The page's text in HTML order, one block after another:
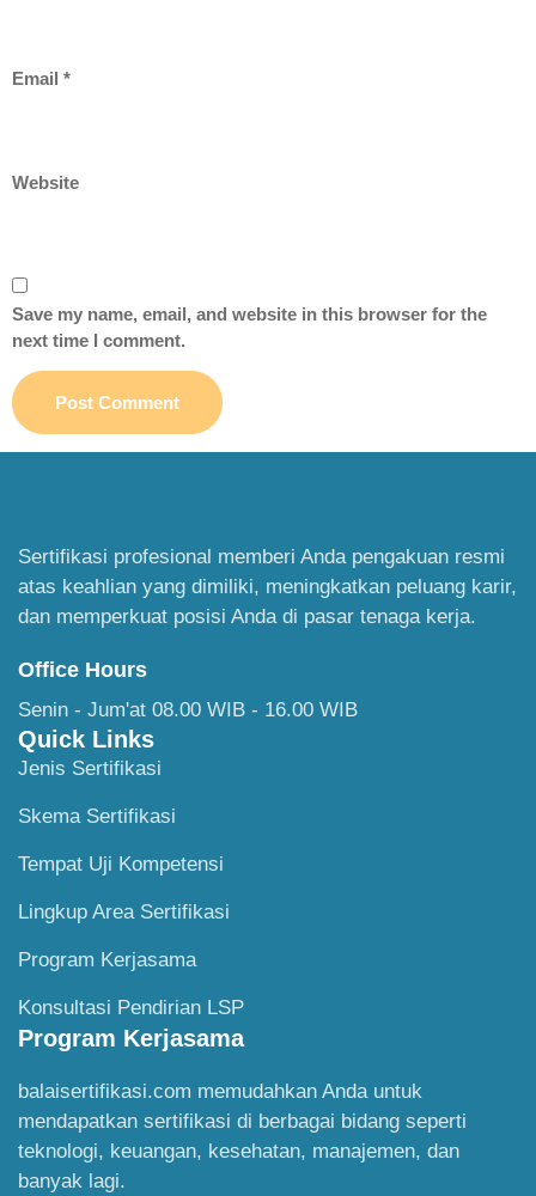
Email *
Website
Save my name, email, and website in this browser for the
next time I comment.
Sertifikasi profesional memberi Anda pengakuan resmi
atas keahlian yang dimiliki, meningkatkan peluang karir,
dan memperkuat posisi Anda di pasar tenaga kerja.
Office Hours
Senin - Jum'at 08.00 WIB - 16.00 WIB
Quick Links
Jenis Sertifikasi
Skema Sertifikasi
Tempat Uji Kompetensi
Lingkup Area Sertifikasi
Program Kerjasama
Konsultasi Pendirian LSP
Program Kerjasama
balaisertifikasi.com memudahkan Anda untuk
mendapatkan sertifikasi di berbagai bidang seperti
teknologi, keuangan, kesehatan, manajemen, dan
banyak lagi.